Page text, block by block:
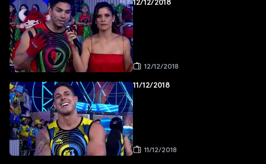
12/12/2018
12/12/2018
11/12/2018
11/12/2018